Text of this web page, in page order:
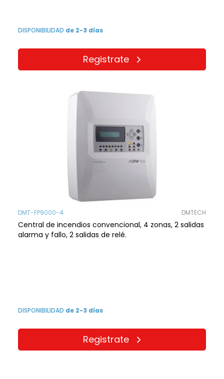
DISPONIBILIDAD de 2-3 días
Registrate
DMT-FP9000-4 DMTECH
Central de incendios convencional, 4 zonas, 2 salidas
alarma y fallo, 2 salidas de relé.
DISPONIBILIDAD de 2-3 días
Registrate